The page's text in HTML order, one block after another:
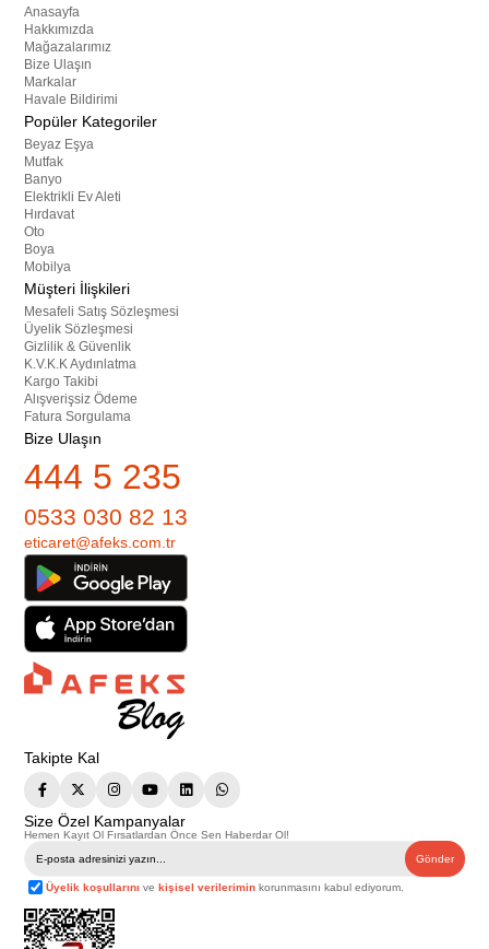
Anasayfa
Hakkımızda
Mağazalarımız
Bize Ulaşın
Markalar
Havale Bildirimi
Popüler Kategoriler
Beyaz Eşya
Mutfak
Banyo
Elektrikli Ev Aleti
Hırdavat
Oto
Boya
Mobilya
Müşteri İlişkileri
Mesafeli Satış Sözleşmesi
Üyelik Sözleşmesi
Gizlilik & Güvenlik
K.V.K.K Aydınlatma
Kargo Takibi
Alışverişsiz Ödeme
Fatura Sorgulama
Bize Ulaşın
444 5 235
0533 030 82 13
eticaret@afeks.com.tr
Takipte Kal
Size Özel Kampanyalar
Hemen Kayıt Ol Fırsatlardan Önce Sen Haberdar Ol!
Gönder
Üyelik koşullarını vekişisel verilerimin korunmasını kabul ediyorum.